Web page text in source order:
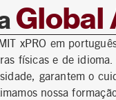
Global
xPRO em
físicas e de
garantem o
nossa